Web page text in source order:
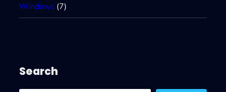
Windows (7)
Search